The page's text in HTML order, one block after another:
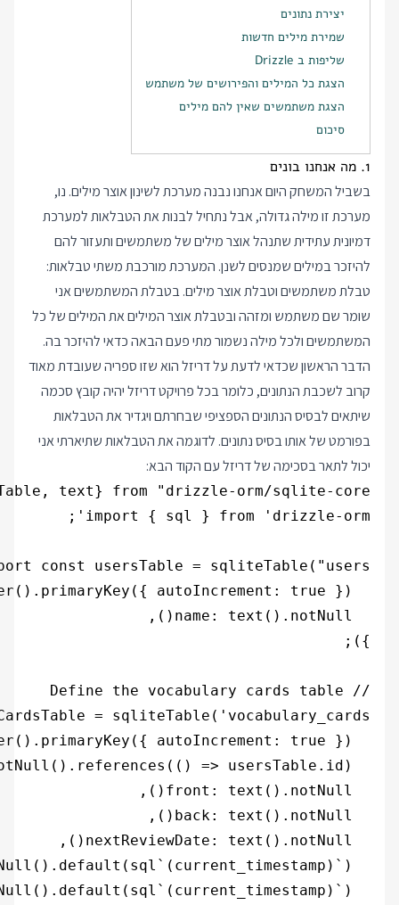
יצירת נתונים
שמירת מילים חדשות
שליפות ב Drizzle
הצגת כל המילים והפירושים של משתמש
הצגת משתמשים שאין להם מילים
סיכום
1. מה אנחנו בונים
בשביל המשחק היום אנחנו נבנה מערכת לשינון אוצר מילים. נו,
מערכת זו מילה גדולה, אבל נתחיל לבנות את הטבלאות למערכת
דמיונית עתידית שתנהל אוצר מילים של משתמשים ותעזור להם
להיזכר במילים שמנסים לשנן. המערכת מורכבת משתי טבלאות:
טבלת משתמשים וטבלת אוצר מילים. בטבלת המשתמשים אני
שומר שם משתמש ומזהה ובטבלת אוצר המילים את המילים של כל
המשתמשים ולכל מילה נשמור מתי פעם הבאה כדאי להיזכר בה.
הדבר הראשון שכדאי לדעת על דריזל הוא שזו ספריה שעובדת מאוד
קרוב לשכבת הנתונים, כלומר בכל פרויקט דריזל יהיה קובץ סכמה
שיתאים לבסיס הנתונים הספציפי שבחרתם ויגדיר את הטבלאות
בפורמט של אותו בסיס נתונים. לדוגמה את הטבלאות שתיארתי אני
יכול לתאר בסכימה של דריזל עם הקוד הבא: